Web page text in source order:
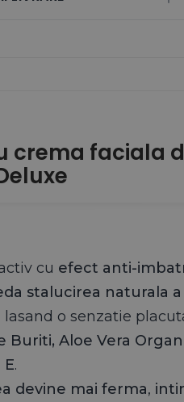
Shea, Vitamina E si
crema faciala
cu efect anti-
stalucirea naturala
lasand o senzatie
Aloe Vera
.
devine mai ferma,